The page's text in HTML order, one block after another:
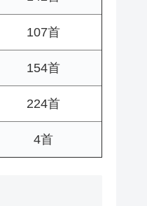
107首
154首
224首
4首